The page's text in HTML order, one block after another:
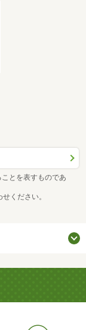
とを表すものであ
ください。